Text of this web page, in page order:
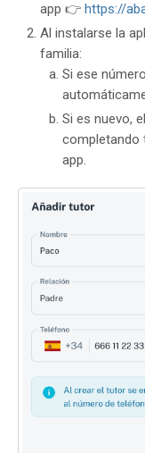
app 👉 https://
Al instalarse la
familia:
Si ese
Si es nuevo,
completando
app.